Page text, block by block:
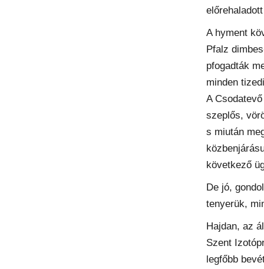
A hyment
Pfalz
pfogadták
minden
A
szeplős,
s miután
következő
De jó,
tenyerük,
Hajdan, az
Szent
legfőbb